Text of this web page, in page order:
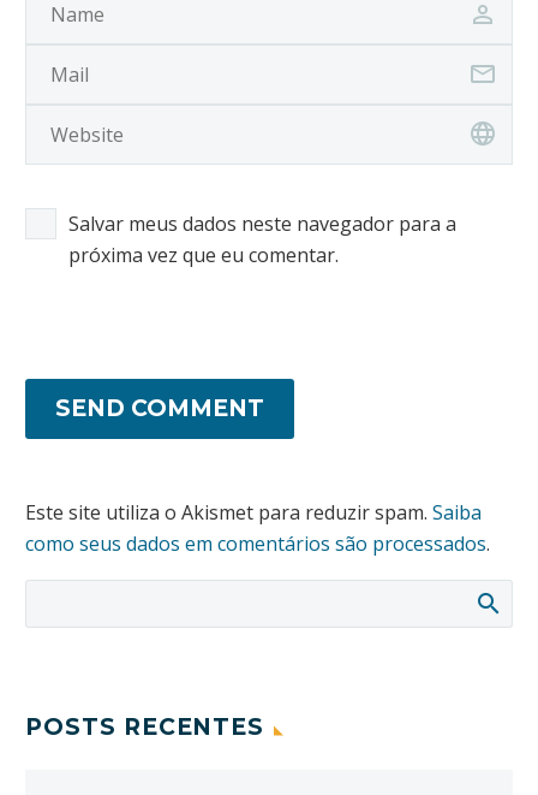
Salvar meus dados neste navegador para a
próxima vez que eu comentar.
SEND COMMENT
Este site utiliza o Akismet para reduzir spam. Saiba
como seus dados em comentários são processados.
POSTS RECENTES